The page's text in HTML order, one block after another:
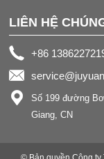
LIÊN HỆ
+86
Số 199 đường
Giang, CN